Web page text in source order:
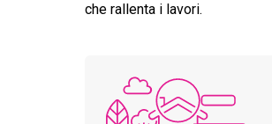
che rallenta i lavori.